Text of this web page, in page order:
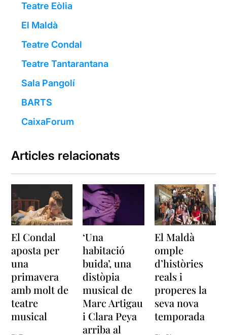
Teatre Eòlia
El Maldà
Teatre Condal
Teatre Tantarantana
Sala Pangolí
BARTS
CaixaForum
Articles relacionats
El Condal
aposta per
una
primavera
amb molt de
teatre
musical
‘Una
habitació
buida’, una
distòpia
musical de
Marc Artigau
i Clara Peya
arriba al
El Maldà
omple
d’històries
reals i
properes la
seva nova
temporada